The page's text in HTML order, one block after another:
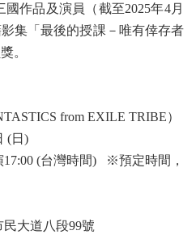
作品及演員（截至2025年4月
集「最後的授課－唯有倖存者
。
from EXILE TRIBE）
(日)
17:00 (台灣時間) ※預定時間，
大道八段99號